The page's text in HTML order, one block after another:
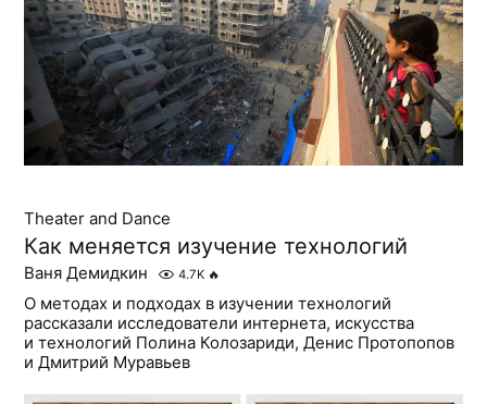
Theater and Dance
Как меняется изучение технологий
Ваня Демидкин 4.7K 🔥
О методах и подходах в изучении технологий
рассказали исследователи интернета, искусства
и технологий Полина Колозариди, Денис Протопопов
и Дмитрий Муравьев